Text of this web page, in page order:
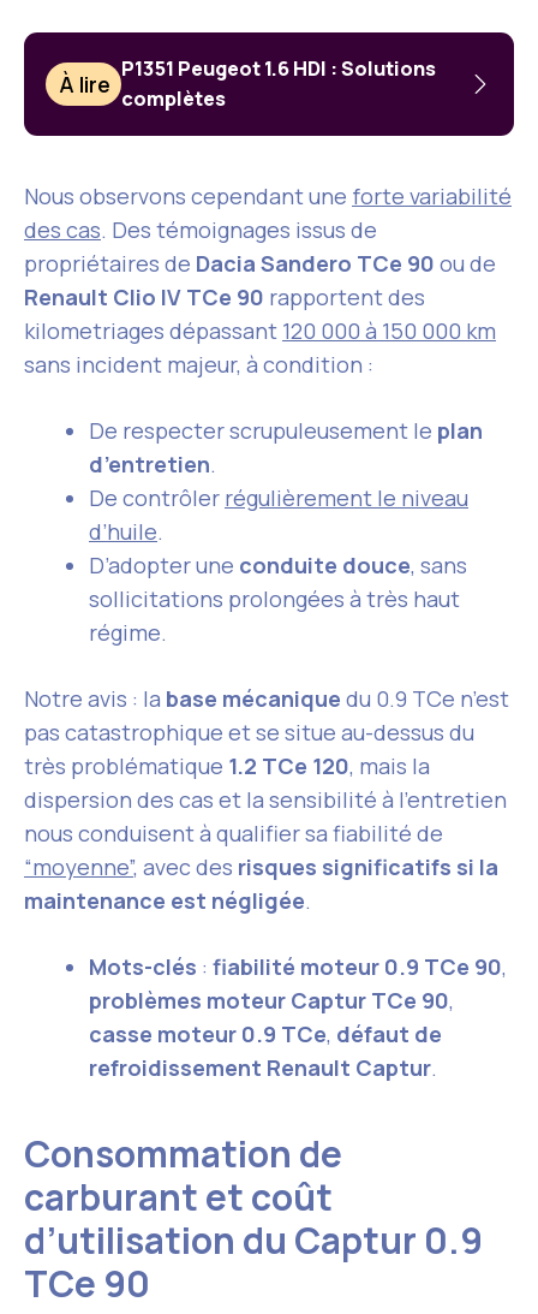
À lire
P1351 Peugeot 1.6 HDI : Solutions
complètes
Nous observons cependant une forte variabilité
des cas. Des témoignages issus de
propriétaires de Dacia Sandero TCe 90 ou de
Renault Clio IV TCe 90 rapportent des
kilometriages dépassant 120 000 à 150 000 km
sans incident majeur, à condition :
De respecter scrupuleusement le plan
d’entretien.
De contrôler régulièrement le niveau
d’huile.
D’adopter une conduite douce, sans
sollicitations prolongées à très haut
régime.
Notre avis : la base mécanique du 0.9 TCe n’est
pas catastrophique et se situe au-dessus du
très problématique 1.2 TCe 120, mais la
dispersion des cas et la sensibilité à l’entretien
nous conduisent à qualifier sa fiabilité de
“moyenne”, avec des risques significatifs si la
maintenance est négligée.
Mots-clés : fiabilité moteur 0.9 TCe 90,
problèmes moteur Captur TCe 90,
casse moteur 0.9 TCe, défaut de
refroidissement Renault Captur.
Consommation de
carburant et coût
d’utilisation du Captur 0.9
TCe 90